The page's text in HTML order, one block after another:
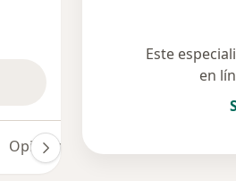
Opiniones
Este
en